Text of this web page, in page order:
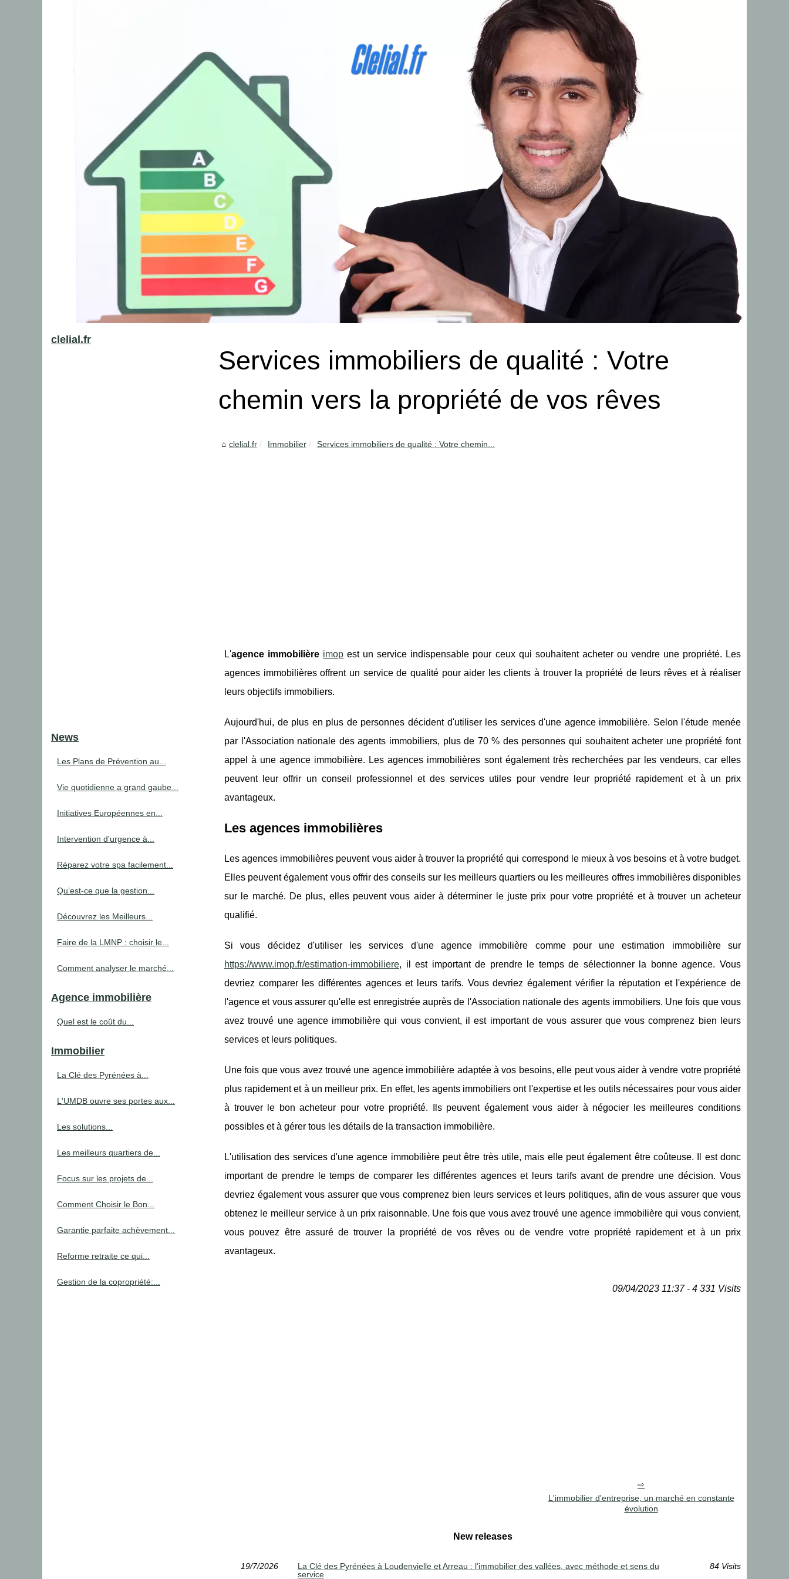
Services immobiliers de qualité : Votre
chemin vers la propriété de vos rêves
clelial.fr Immobilier Services immobiliers de qualité : Votre chemin...
L'agence immobilière imop est un service indispensable pour ceux qui souhaitent acheter ou vendre une propriété. Les
agences immobilières offrent un service de qualité pour aider les clients à trouver la propriété de leurs rêves et à réaliser
leurs objectifs immobiliers.
Aujourd'hui, de plus en plus de personnes décident d'utiliser les services d'une agence immobilière. Selon l'étude menée
par l'Association nationale des agents immobiliers, plus de 70 % des personnes qui souhaitent acheter une propriété font
appel à une agence immobilière. Les agences immobilières sont également très recherchées par les vendeurs, car elles
peuvent leur offrir un conseil professionnel et des services utiles pour vendre leur propriété rapidement et à un prix
avantageux.
Les agences immobilières
Les agences immobilières peuvent vous aider à trouver la propriété qui correspond le mieux à vos besoins et à votre budget.
Elles peuvent également vous offrir des conseils sur les meilleurs quartiers ou les meilleures offres immobilières disponibles
sur le marché. De plus, elles peuvent vous aider à déterminer le juste prix pour votre propriété et à trouver un acheteur
qualifié.
Si vous décidez d'utiliser les services d'une agence immobilière comme pour une estimation immobilière sur
https://www.imop.fr/estimation-immobiliere, il est important de prendre le temps de sélectionner la bonne agence. Vous
devriez comparer les différentes agences et leurs tarifs. Vous devriez également vérifier la réputation et l'expérience de
l'agence et vous assurer qu'elle est enregistrée auprès de l'Association nationale des agents immobiliers. Une fois que vous
avez trouvé une agence immobilière qui vous convient, il est important de vous assurer que vous comprenez bien leurs
services et leurs politiques.
Une fois que vous avez trouvé une agence immobilière adaptée à vos besoins, elle peut vous aider à vendre votre propriété
plus rapidement et à un meilleur prix. En effet, les agents immobiliers ont l'expertise et les outils nécessaires pour vous aider
à trouver le bon acheteur pour votre propriété. Ils peuvent également vous aider à négocier les meilleures conditions
possibles et à gérer tous les détails de la transaction immobilière.
L'utilisation des services d'une agence immobilière peut être très utile, mais elle peut également être coûteuse. Il est donc
important de prendre le temps de comparer les différentes agences et leurs tarifs avant de prendre une décision. Vous
devriez également vous assurer que vous comprenez bien leurs services et leurs politiques, afin de vous assurer que vous
obtenez le meilleur service à un prix raisonnable. Une fois que vous avez trouvé une agence immobilière qui vous convient,
vous pouvez être assuré de trouver la propriété de vos rêves ou de vendre votre propriété rapidement et à un prix
avantageux.
09/04/2023 11:37 - 4 331 Visits
L'immobilier d'entreprise, un marché en constante
évolution
New releases
19/7/2026
La Clé des Pyrénées à Loudenvielle et Arreau : l’immobilier des vallées, avec méthode et sens du
service
84 Visits
clelial.fr
News
Les Plans de Prévention au...
Vie quotidienne a grand gaube...
Initiatives Européennes en...
Intervention d'urgence à...
Réparez votre spa facilement...
Qu’est-ce que la gestion...
Découvrez les Meilleurs...
Faire de la LMNP : choisir le...
Comment analyser le marché...
Agence immobilière
Quel est le coût du...
Immobilier
La Clé des Pyrénées à...
L'UMDB ouvre ses portes aux...
Les solutions...
Les meilleurs quartiers de...
Focus sur les projets de...
Comment Choisir le Bon...
Garantie parfaite achèvement...
Reforme retraite ce qui...
Gestion de la copropriété:...